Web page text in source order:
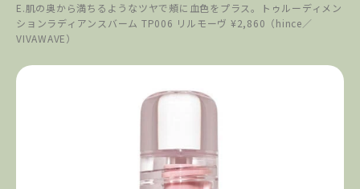
E.肌の奥から満ちるようなツヤで頰に血色をプラス。トゥルーディメン
ションラディアンスバーム TP006 リルモーヴ ¥2,860（hince／
VIVAWAVE）